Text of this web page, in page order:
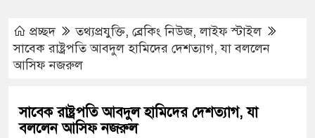
প্রচ্ছদ তথ্যপ্রযুক্তি, ব্রেকিং নিউজ,লাইফ স্টাইল
সাবেক রাষ্ট্রপতি আবদুল হামিদের দেশত্যাগ, যা বললেন
আসিফ নজরুল
সাবেক রাষ্ট্রপতি আবদুল হামিদের দেশত্যাগ, যা
বললেন আসিফ নজরুল